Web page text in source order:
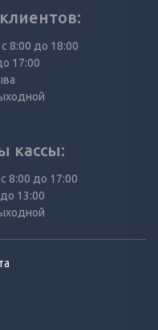
8:00 до 18:00
17:00
кассы:
8:00 до 17:00
13:00